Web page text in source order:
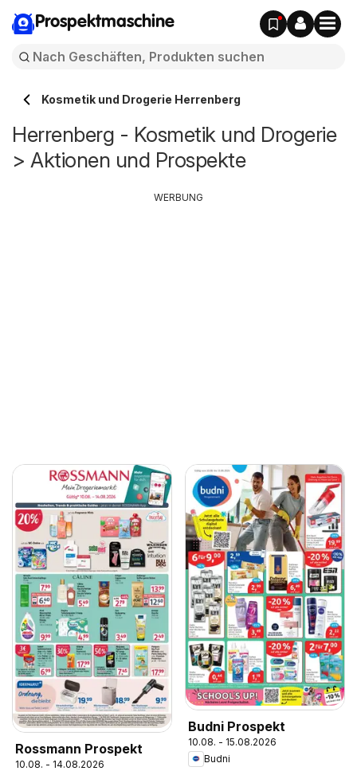
Prospektmaschine
Kosmetik und Drogerie Herrenberg
Herrenberg - Kosmetik und Drogerie
> Aktionen und Prospekte
Rossmann Prospekt
10.08. - 14.08.2026
Budni Prospekt
10.08. - 15.08.2026
Budni
WERBUNG